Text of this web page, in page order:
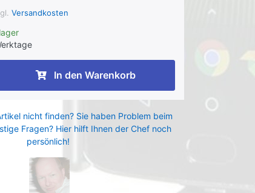
Versandkosten
In den Warenkorb
nicht finden? Sie haben Problem beim
Fragen? Hier hilft Ihnen der Chef noch
persönlich!